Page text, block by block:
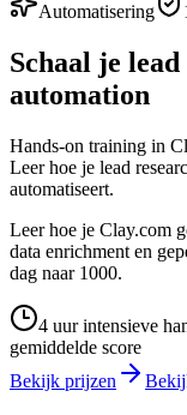
Automatisering
Schaal je
automation
Hands-on training in
Leer hoe je lead
automatiseert.
Leer hoe je Clay.com
data enrichment en
dag naar 1000.
4 uur intensieve
gemiddelde score
Bekijk prijzen